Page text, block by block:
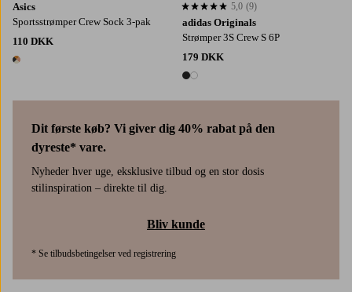
Asics
Sportsstrømper Crew Sock 3-pak
110 DKK
1 farve
adidas Originals
Strømper 3S Crew S 6P
179 DKK
2 farver
5,0 baseret på 9 bedømmelser
5,0 (9)
Dit første køb? Vi giver dig 40% rabat på den
dyreste* vare.
Nyheder hver uge, eksklusive tilbud og en stor dosis
stilinspiration – direkte til dig.
Bliv kunde
* Se tilbudsbetingelser ved registrering